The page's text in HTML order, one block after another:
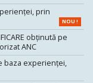
prin
NOU !
obținută pe
ANC
baza experienței,